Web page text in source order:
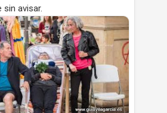
sin avisar.